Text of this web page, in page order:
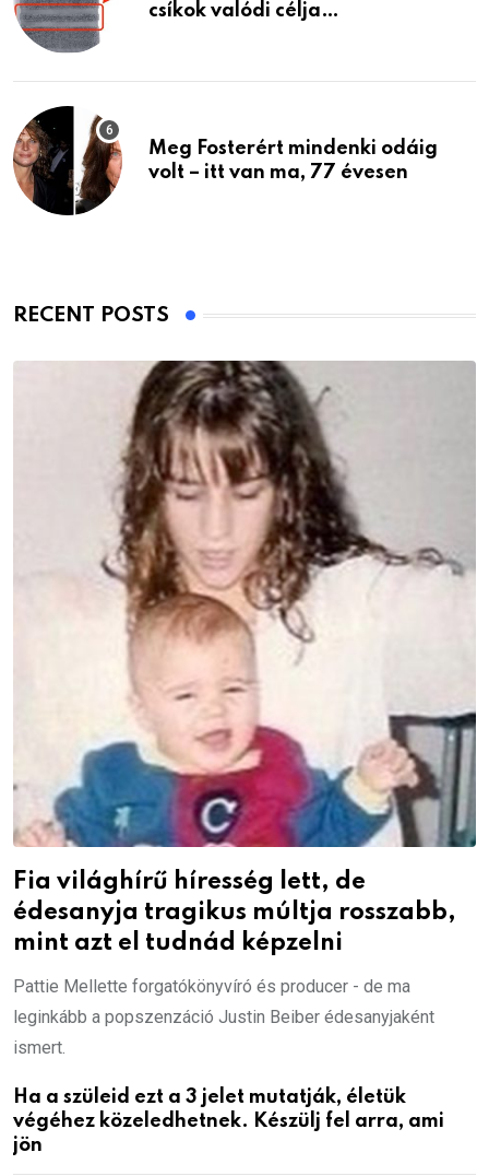
csíkok valódi célja…
Meg Fosterért mindenki odáig
volt – itt van ma, 77 évesen
RECENT POSTS
Fia világhírű híresség lett, de
édesanyja tragikus múltja rosszabb,
mint azt el tudnád képzelni
Pattie Mellette forgatókönyvíró és producer - de ma
leginkább a popszenzáció Justin Beiber édesanyjaként
ismert.
Ha a szüleid ezt a 3 jelet mutatják, életük
végéhez közeledhetnek. Készülj fel arra, ami
jön